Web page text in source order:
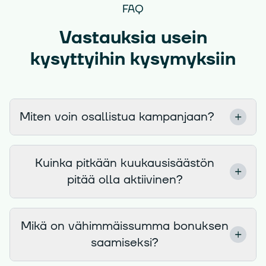
FAQ
Vastauksia usein
kysyttyihin kysymyksiin
Miten voin osallistua kampanjaan?
Luo ilmainen Kvarn X -tili
Aktivoi kuukausisäästösuunnitelma
Säästä vähintään vaadittu summa kuukaudessa
3 kuukauden ajan
Bonus maksetaan kampanjan päättyessä
ehtojen mukaisesti
Kuinka pitkään kuukausisäästön
pitää olla aktiivinen?
Kuukausisäästösuunnitelman tulee olla
aktiivinen vähintään 3 kuukauden ajan.
Mikä on vähimmäissumma bonuksen
saamiseksi?